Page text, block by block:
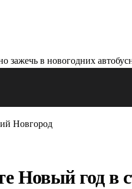
Новгород
Новый год в